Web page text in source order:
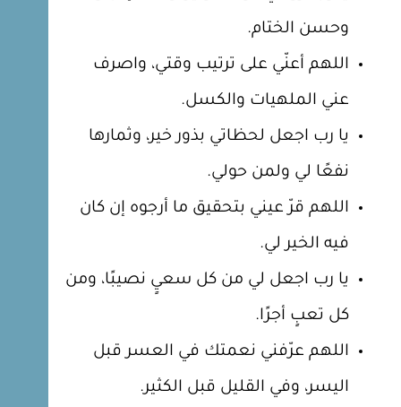
وحسن الختام.
اللهم أعنّي على ترتيب وقتي، واصرف
عني الملهيات والكسل.
يا رب اجعل لحظاتي بذور خير، وثمارها
نفعًا لي ولمن حولي.
اللهم قرّ عيني بتحقيق ما أرجوه إن كان
فيه الخير لي.
يا رب اجعل لي من كل سعيٍ نصيبًا، ومن
كل تعبٍ أجرًا.
اللهم عرّفني نعمتك في العسر قبل
اليسر، وفي القليل قبل الكثير.